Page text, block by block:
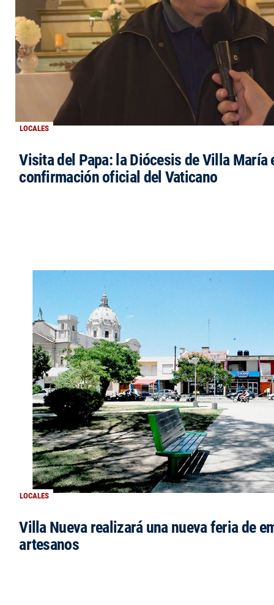
LOCALES
Visita del Papa: la Diócesis de Villa María
confirmación oficial del Vaticano
LOCALES
Villa Nueva realizará una nueva feria de
artesanos